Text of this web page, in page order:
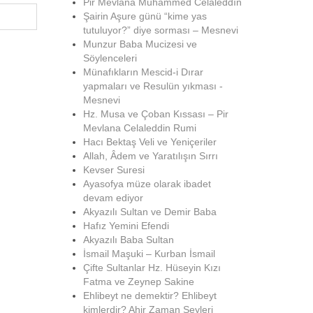
Şairin Aşure günü “kime yas
tutuluyor?” diye sorması – Mesnevi
Munzur Baba Mucizesi ve
Söylenceleri
Münafıkların Mescid-i Dırar
yapmaları ve Resulün yıkması -
Mesnevi
Hz. Musa ve Çoban Kıssası – Pir
Mevlana Celaleddin Rumi
Hacı Bektaş Veli ve Yeniçeriler
Allah, Âdem ve Yaratılışın Sırrı
Kevser Suresi
Ayasofya müze olarak ibadet
devam ediyor
Akyazılı Sultan ve Demir Baba
Hafız Yemini Efendi
Akyazılı Baba Sultan
İsmail Maşuki – Kurban İsmail
Çifte Sultanlar Hz. Hüseyin Kızı
Fatma ve Zeynep Sakine
Ehlibeyt ne demektir? Ehlibeyt
kimlerdir? Ahir Zaman Şeyleri